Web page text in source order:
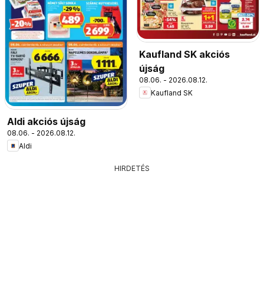
Aldi akciós újság
08.06. - 2026.08.12.
Aldi
Kaufland SK akciós
újság
08.06. - 2026.08.12.
Kaufland SK
HIRDETÉS